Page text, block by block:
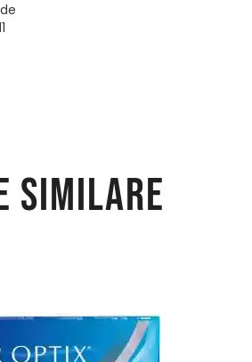
similare